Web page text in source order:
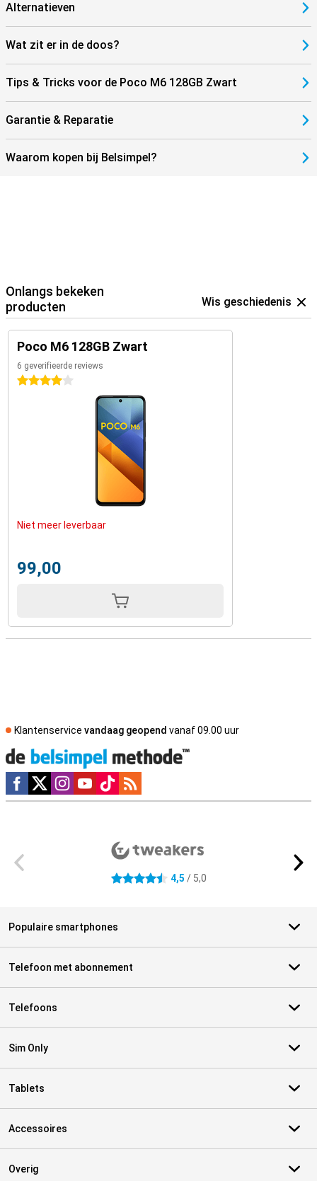
Alternatieven
Wat zit er in de doos?
Tips & Tricks voor de Poco M6 128GB Zwart
Garantie & Reparatie
Waarom kopen bij Belsimpel?
Onlangs bekeken
producten
Wis geschiedenis
Poco M6 128GB Zwart
6 geverifieerde reviews
4 sterren
Niet meer leverbaar
99,00
Klantenservice vandaag geopend vanaf 09.00 uur
Social media
4.5 sterren 4,5 / 5,0
Populaire smartphones
Telefoon met abonnement
Telefoons
Sim Only
Tablets
Accessoires
Overig